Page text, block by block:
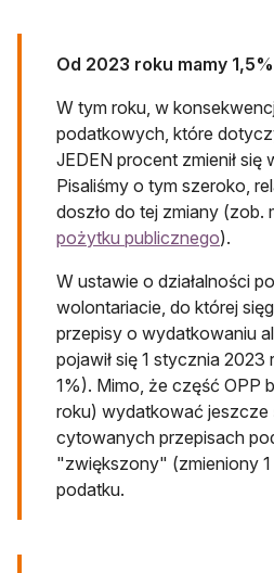
Od 2023 roku mamy
W tym roku, w
podatkowych, które
JEDEN procent zmienił się
Pisaliśmy o tym szeroko,
doszło do tej zmiany (zob.
pożytku publicznego).
W ustawie o działalności
wolontariacie, do której
przepisy o wydatkowaniu
pojawił się 1 stycznia
1%). Mimo, że część OPP
roku) wydatkować jeszcze
cytowanych przepisach
"zwiększony" (zmieniony
podatku.